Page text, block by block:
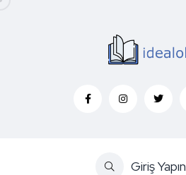
Giriş Yapın